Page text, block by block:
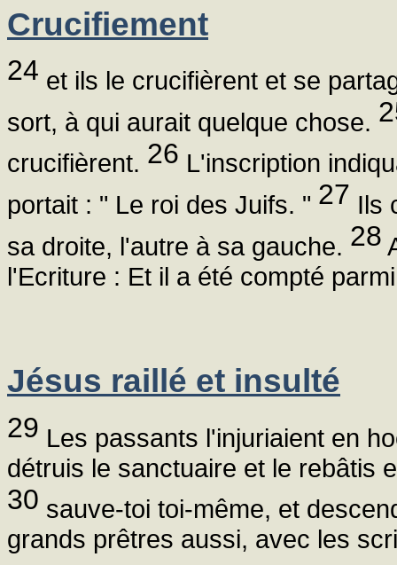
Crucifiement
24 et ils le crucifièrent et se
sort, à qui aurait quelque chose.
crucifièrent. 26 L'inscription
portait : " Le roi des Juifs. " 27 Ils
sa droite, l'autre à sa gauche. 28
l'Ecriture : Et il a été compté
Jésus raillé et insulté
29 Les passants l'injuriaient en
détruis le sanctuaire et le rebâtis
30 sauve-toi toi-même, et
grands prêtres aussi, avec les